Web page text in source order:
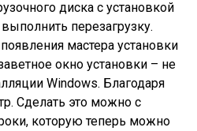
диска с установкой
перезагрузку.
мастера установки
окно установки – не
Windows. Благодаря
Сделать это можно с
которую теперь можно